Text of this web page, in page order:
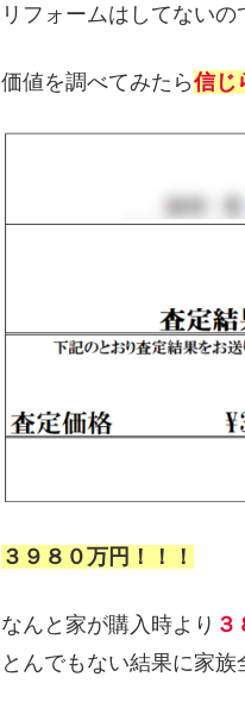
リフォームはしてない
価値を調べてみたら信じ
３９８０万円！！！
なんと家が購入時より
とんでもない結果に家族